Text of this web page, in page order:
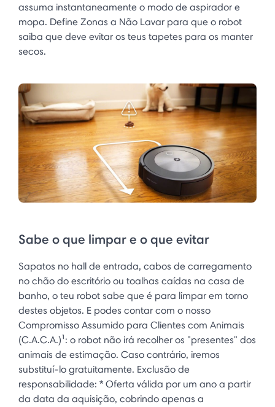
assuma instantaneamente o modo de aspirador e
mopa. Define Zonas a Não Lavar para que o robot
saiba que deve evitar os teus tapetes para os manter
secos.
Sabe o que limpar e o que evitar
Sapatos no hall de entrada, cabos de carregamento
no chão do escritório ou toalhas caídas na casa de
banho, o teu robot sabe que é para limpar em torno
destes objetos. E podes contar com o nosso
Compromisso Assumido para Clientes com Animais
(C.A.C.A.)¹: o robot não irá recolher os "presentes" dos
animais de estimação. Caso contrário, iremos
substituí-lo gratuitamente. Exclusão de
responsabilidade: * Oferta válida por um ano a partir
da data da aquisição, cobrindo apenas a